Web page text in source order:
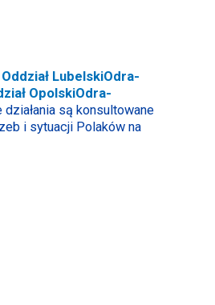
LubelskiOdra-
OpolskiOdra-
działania są konsultowane
i sytuacji Polaków na